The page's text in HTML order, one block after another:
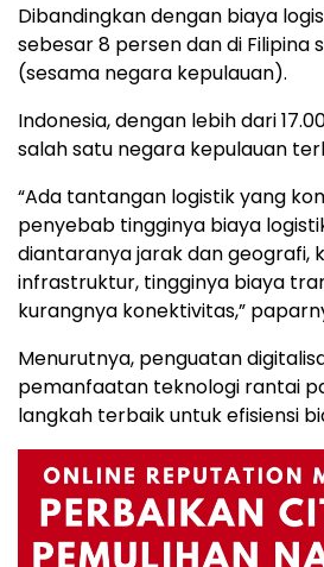
Dibandingkan dengan biaya
sebesar 8 persen dan di Filipina
(sesama negara kepulauan).
Indonesia, dengan lebih dari
salah satu negara kepulauan
“Ada tantangan logistik yang
penyebab tingginya biaya
diantaranya jarak dan geografi,
infrastruktur, tingginya biaya
kurangnya konektivitas,”
Menurutnya, penguatan
pemanfaatan teknologi rantai
langkah terbaik untuk efisiensi